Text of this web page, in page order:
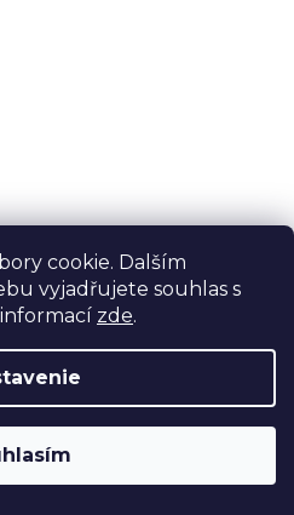
cookie. Dalším
vyjadřujete souhlas s
zde.